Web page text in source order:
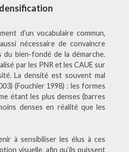
d’un vocabulaire commun,
nécessaire de convaincre
du bien-fondé de la démarche.
par les PNR et les CAUE sur
La densité est souvent mal
(Fouchier 1998) : les formes
étant les plus denses (barres
denses en réalité que les
à sensibiliser les élus à ces
visuelle, afin qu’ils puissent